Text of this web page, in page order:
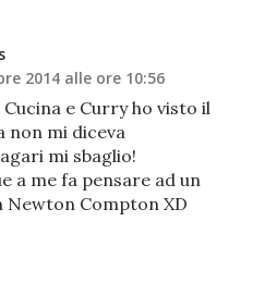
2014 alle ore 10:56
e Curry ho visto il
non mi diceva
mi sbaglio!
a me fa pensare ad un
Newton Compton XD